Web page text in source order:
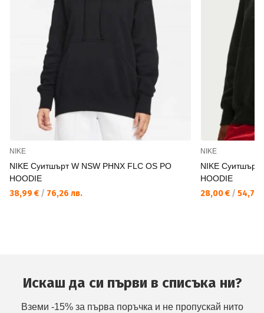
NIKE
NIKE Суитшърт W NSW PHNX FLC OS PO
HOODIE
38,99 € / 76,26 лв.
NIKE
NIKE Суитшърт
HOODIE
28,00 € / 54,76
Искаш да си първи в списъка ни?
Вземи -15% за първа поръчка и не пропускай нито